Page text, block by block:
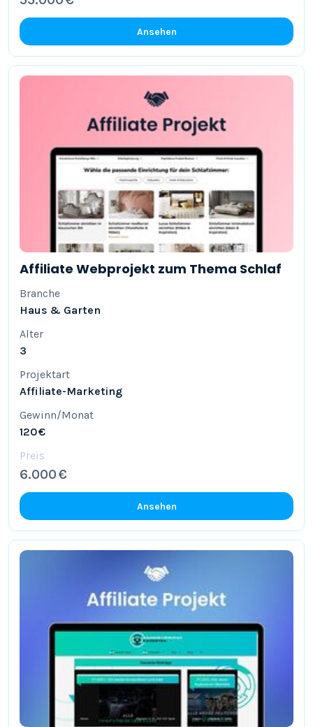
Ansehen
Affiliate Webprojekt zum Thema Schlaf
Branche
Haus & Garten
Alter
3
Projektart
Affiliate-Marketing
Gewinn/Monat
120 €
Preis
6.000 €
Ansehen